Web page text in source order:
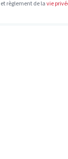
et règlement de lavie